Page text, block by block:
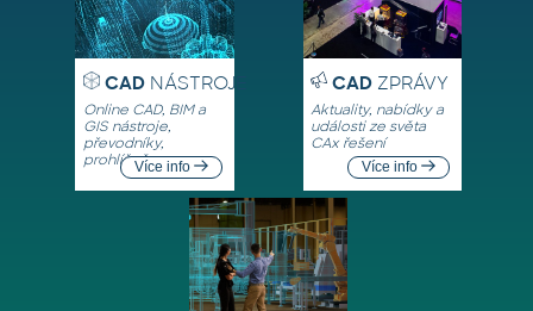
CADNÁSTROJE
Online CAD, BIM a
GIS nástroje,
převodníky,
prohlížečeVíce info
CADZPRÁVY
Aktuality, nabídky a
události ze světa
CAx řešení
Více info